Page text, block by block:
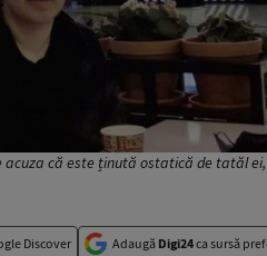
că este ținută ostatică de tatăl
Discover Adaugă Digi24ca sursă